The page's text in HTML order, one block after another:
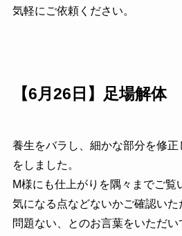
気軽にご依頼ください。
【6月26日】足場解体
養生をバラし、細かな部分を修
をしました。
M様にも仕上がりを隅々までご覧
気になる点などないかご確認いた
問題ない、とのお言葉をいただ